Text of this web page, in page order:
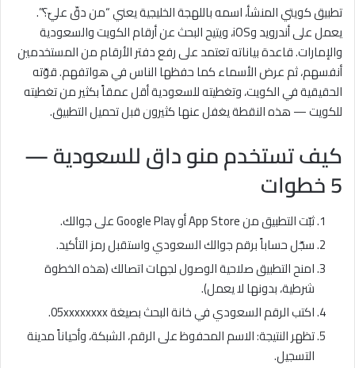
تطبيق كويتي المنشأ، اسمه باللهجة الخليجية يعني “من دقّ عليّ؟”.
يعمل على أندرويد وiOS، ويتيح البحث عن أرقام الكويت والسعودية
والإمارات. قاعدة بياناته تعتمد على رفع دفتر الأرقام من المستخدمين
أنفسهم، ثم عرض الأسماء كما حفظها الناس في هواتفهم. قوّته
الحقيقية في الكويت، وتغطيته للسعودية أقل عمقاً بكثير من تغطيته
للكويت — هذه النقطة يغفل عنها كثيرون قبل تحميل التطبيق.
كيف تستخدم منو داق للسعودية —
5 خطوات
ثبّت التطبيق من App Store أو Google Play على جوالك.
سجّل حساباً برقم جوالك السعودي واستقبل رمز التأكيد.
امنح التطبيق صلاحية الوصول لجهات اتصالك (هذه الخطوة
شرطية، بدونها لا يعمل).
اكتب الرقم السعودي في خانة البحث بصيغة 05xxxxxxxx.
تظهر النتيجة: الاسم المحفوظ على الرقم، الشبكة، وأحياناً مدينة
التسجيل.